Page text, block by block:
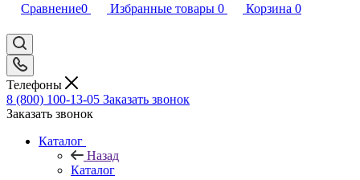
Сравнение0 Избранные товары 0 Корзина 0
Телефоны
8 (800) 100-13-05 Заказать звонок
Заказать звонок
Каталог
Назад
Каталог